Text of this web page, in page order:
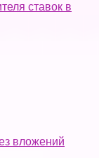
ставок в
вложений